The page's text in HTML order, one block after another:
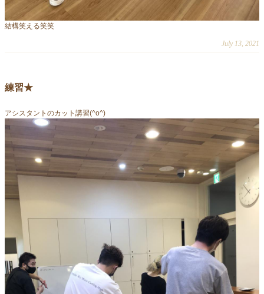
結構笑える笑笑
July 13, 2021
練習★
アシスタントのカット講習(^o^)